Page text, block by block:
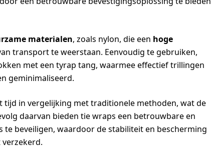
materialen, zoals nylon, die een hoge
transport te weerstaan. Eenvoudig te gebruiken,
met een tyrap tang, waarmee effectief trillingen
geminimaliseerd.
in vergelijking met traditionele methoden, wat de
daarvan bieden tie wraps een betrouwbare en
beveiligen, waardoor de stabiliteit en bescherming